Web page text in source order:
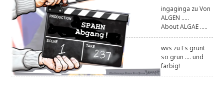
ingaginga zuVon
ALGEN .....
About ALGAE .....
wvs zuEs grünt
so grün .... und
farbig!